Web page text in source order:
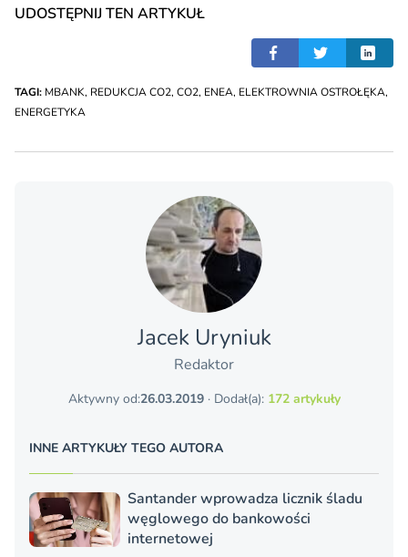
UDOSTĘPNIJ TEN ARTYKUŁ
TAGI: MBANK, REDUKCJA CO2, CO2, ENEA, ELEKTROWNIA OSTROŁĘKA,
ENERGETYKA
Jacek Uryniuk
Redaktor
Aktywny od:26.03.2019· Dodał(a): 172 artykuły
INNE ARTYKUŁY TEGO AUTORA
Santander wprowadza licznik śladu
węglowego do bankowości
internetowej